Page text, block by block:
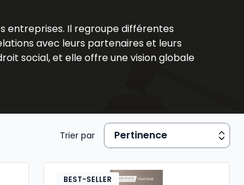
entreprises. Il regroupe différentes
avec leurs partenaires et leurs
social, et elle offre une vision globale
qui permet de saisir les
garantissant sécurité, efficacité et
Trier par
BEST-SELLER